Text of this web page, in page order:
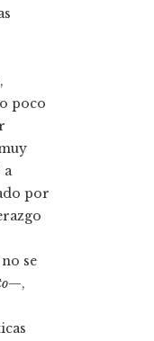
poco
por
se
—,